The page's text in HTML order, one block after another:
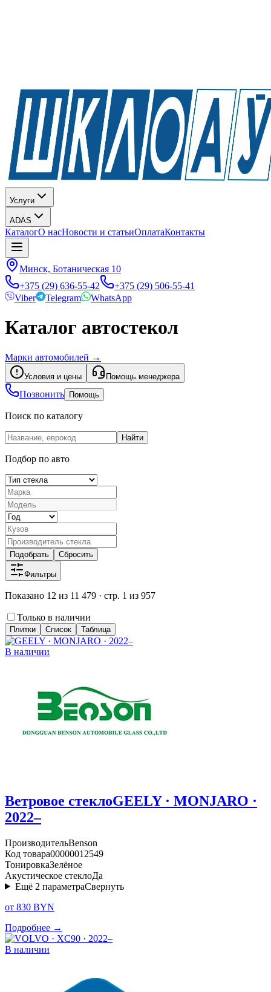
Услуги
ADAS
КаталогО насНовости и статьиОплатаКонтакты
Минск, Ботаническая 10
+375 (29) 636-55-42
+375 (29) 506-55-41
Viber
Telegram WhatsApp
Каталог автостекол
Марки автомобилей →
Условия и цены Помощь менеджера
Позвонить Помощь
Поиск по каталогу
Найти
Подбор по авто
Подобрать Сбросить
Фильтры
Показано 12 из 11 479 · стр. 1 из 957
Только в наличии
Плитки Список Таблица
В наличии
Ветровое стеклоGEELY · MONJARO ·
2022–
ПроизводительBenson
Код товара00000012549
ТонировкаЗелёное
Акустическое стеклоДа
Ещё 2 параметраСвернуть
от 830 BYN
Подробнее →
В наличии